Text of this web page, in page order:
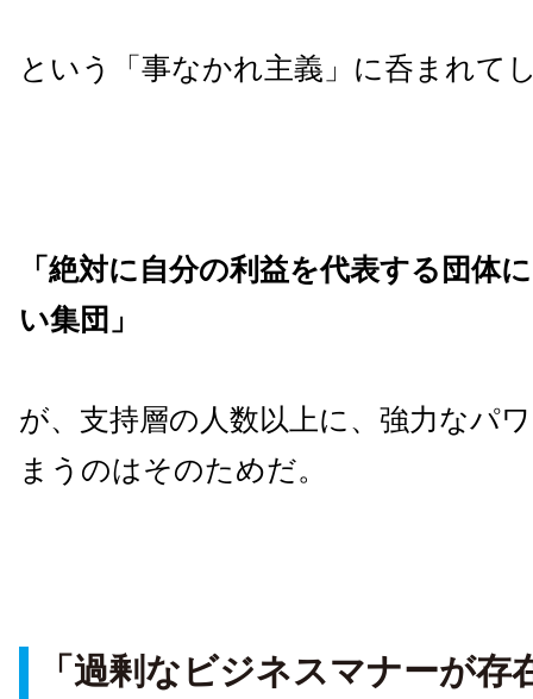
という「事なかれ主義」に呑まれて
「絶対に自分の利益を代表する団体
い集団 」
が、支持層の人数以上に、強力なパ
まうのはそのためだ。
「過剰なビジネスマナーが存